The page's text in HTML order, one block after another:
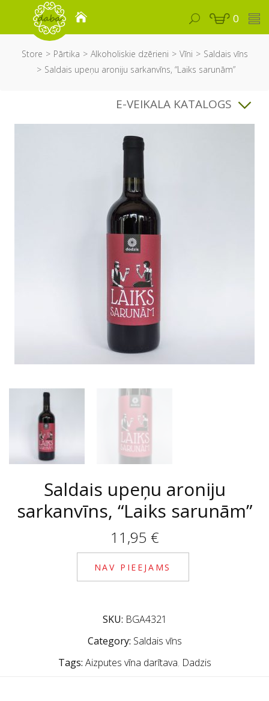
0
Store Pārtika Alkoholiskie dzērieni Vīni
Saldais vīns
Saldais upeņu aroniju sarkanvīns, “Laiks sarunām”
E-VEIKALA KATALOGS
Saldais upeņu aroniju
sarkanvīns, “Laiks sarunām”
11,95 €
NAV PIEEJAMS
SKU: BGA4321
Category: Saldais vīns
Tags: Aizputes vīna darītava, Dadzis